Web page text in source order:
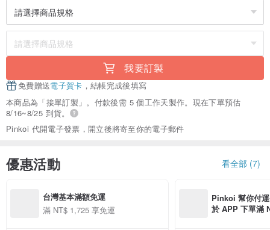
我要訂製
免費贈送電子賀卡 ，結帳完成後填寫
本商品為「接單訂製」。付款後需 5 個工作天製作。現在下單預估
8/16~8/25 到貨。
Pinkoi 代開電子發票，開立後將寄至你的電子郵件
優惠活動 看全部 (7)
台灣基本滿額免運
滿 NT$ 1,725 享免運
Pinkoi 幫你付
於 APP 下單滿